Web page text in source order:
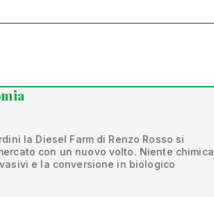
la Diesel Farm di Renzo Rosso si
con un nuovo volto. Niente chimica
e la conversione in biologico